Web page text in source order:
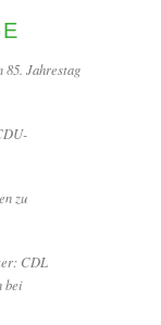
Jahrestag
zu
CDL
bei